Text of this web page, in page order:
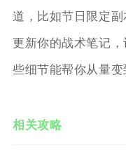
道，比如节日限定
更新你的战术笔记
些细节能帮你从量变
相关攻略